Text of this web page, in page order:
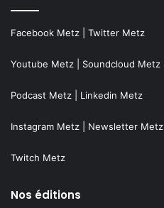
Facebook Metz Twitter Metz
Youtube Metz Soundcloud Metz
Podcast Metz Linkedin Metz
Instagram Metz Newsletter Metz
Twitch Metz
Nos éditions